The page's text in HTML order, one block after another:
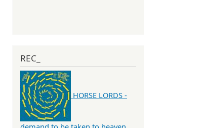
REC_
HORSE LORDS -